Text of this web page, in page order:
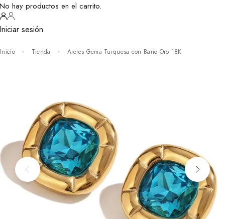
hay productos en el carrito.
sesión
Inicio Tienda Aretes Gema Turquesa con Baño Oro 18K